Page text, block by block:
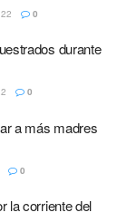
0
durante
0
a más madres
0
la corriente del